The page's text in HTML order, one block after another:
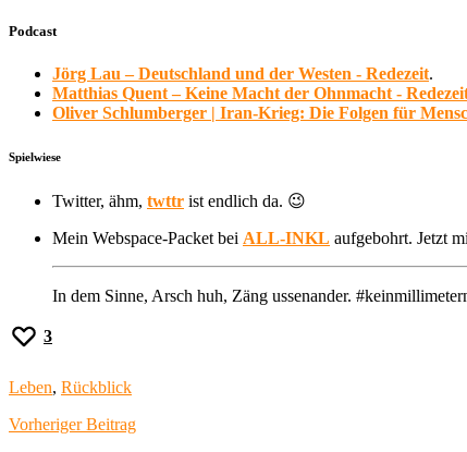
Podcast
Jörg Lau – Deutschland und der Westen - Redezeit.
Matthias Quent – Keine Macht der Ohnmacht -
Oliver Schlumberger | Iran-Krieg: Die Folgen für
Spielwiese
Twitter, ähm, twttr ist endlich da. 😉
Mein Webspace-Packet bei ALL-INKL aufgebohrt. Jetzt
In dem Sinne, Arsch huh, Zäng ussenander.
3
Leben, Rückblick
Vorheriger Beitrag